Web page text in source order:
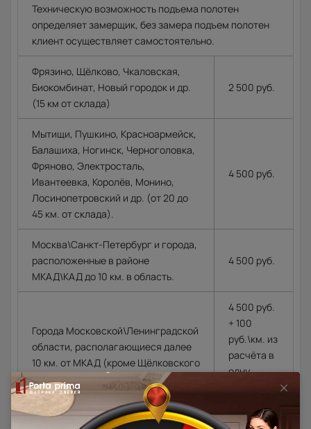
Техническую возможность подъема полотен
определяет замерщик, без замера подъем полотен
клиент осуществляет самостоятельно.
Фрязино, Щёлково, Чкаловская,
Биокомбинат, Новый городок и др.
(15 км от склада)
2 500 руб.
Мытищи, Пушкино, Красноармейск,
Балашиха, Ногинск, Черноголовка,
Фряново, Электросталь,
Ивантеевка, Королёв, Монино,
Лосинопетровский и др. (от 20 до
45 км. от склада).
4 500 руб.
Москва\Санкт-Петербург и города,
расположенные в районе
МКАД\КАД до 10 км. в область.
4 500 руб.
Города Московской\Ленинградской
области, располагающиеся далее
10 км. от МКАД (кроме Щёлковского
шоссе)\КАД
4 500 руб.
+ 100
руб.\км. из
расчёта в
одну